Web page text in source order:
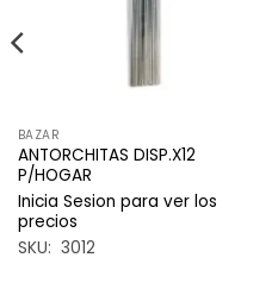
BAZAR
ANTORCHITAS DISP.X12
P/HOGAR
Inicia Sesion para ver los
precios
SKU: 3012